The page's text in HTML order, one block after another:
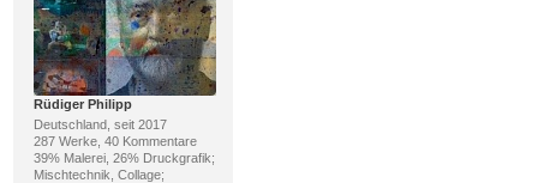
Rüdiger Philipp
Deutschland, seit 2017
287 Werke, 40 Kommentare
39% Malerei, 26% Druckgrafik;
Mischtechnik, Collage;